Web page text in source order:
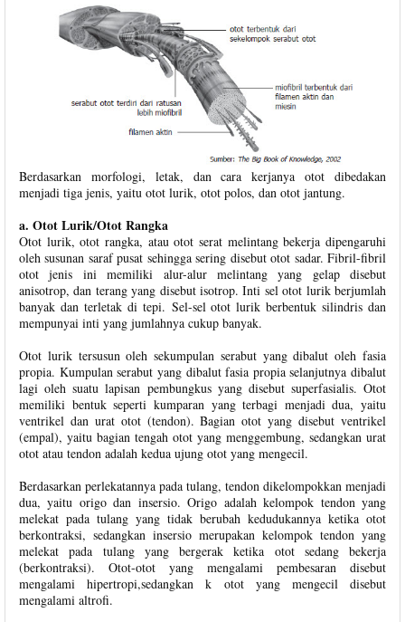
Berdasarkan morfologi, letak, dan cara kerjanya otot dibedakan
menjadi tiga jenis, yaitu otot lurik, otot polos, dan otot jantung.
a. Otot Lurik/Otot Rangka
Otot lurik, otot rangka, atau otot serat melintang bekerja dipengaruhi
oleh susunan saraf pusat sehingga sering disebut otot sadar. Fibril-fibril
otot jenis ini memiliki alur-alur melintang yang gelap disebut
anisotrop, dan terang yang disebut isotrop. Inti sel otot lurik berjumlah
banyak dan terletak di tepi. Sel-sel otot lurik berbentuk silindris dan
mempunyai inti yang jumlahnya cukup banyak.
Otot lurik tersusun oleh sekumpulan serabut yang dibalut oleh fasia
propia. Kumpulan serabut yang dibalut fasia propia selanjutnya dibalut
lagi oleh suatu lapisan pembungkus yang disebut superfasialis. Otot
memiliki bentuk seperti kumparan yang terbagi menjadi dua, yaitu
ventrikel dan urat otot (tendon). Bagian otot yang disebut ventrikel
(empal), yaitu bagian tengah otot yang menggembung, sedangkan urat
otot atau tendon adalah kedua ujung otot yang mengecil.
Berdasarkan perlekatannya pada tulang, tendon dikelompokkan menjadi
dua, yaitu origo dan insersio. Origo adalah kelompok tendon yang
melekat pada tulang yang tidak berubah kedudukannya ketika otot
berkontraksi, sedangkan insersio merupakan kelompok tendon yang
melekat pada tulang yang bergerak ketika otot sedang bekerja
(berkontraksi). Otot-otot yang mengalami pembesaran disebut
mengalami hipertropi,sedangkan k otot yang mengecil disebut
mengalami altrofi.